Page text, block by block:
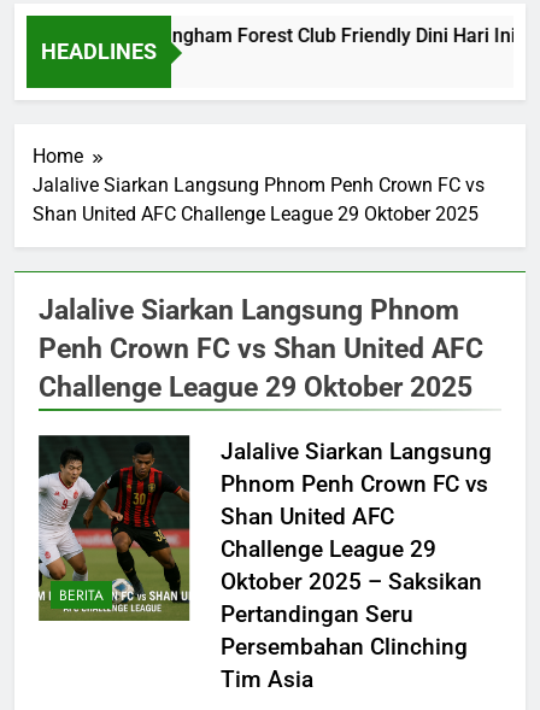
HEADLINES
Barcelona vs Nottingham Forest Club Friendly Dini Hari Ini
15 Hours Ago
Home
Jalalive Siarkan Langsung Phnom Penh Crown FC vs
Shan United AFC Challenge League 29 Oktober 2025
Jalalive Siarkan Langsung Phnom
Penh Crown FC vs Shan United AFC
Challenge League 29 Oktober 2025
BERITA
Jalalive Siarkan Langsung
Phnom Penh Crown FC vs
Shan United AFC
Challenge League 29
Oktober 2025 – Saksikan
Pertandingan Seru
Persembahan Clinching
Tim Asia